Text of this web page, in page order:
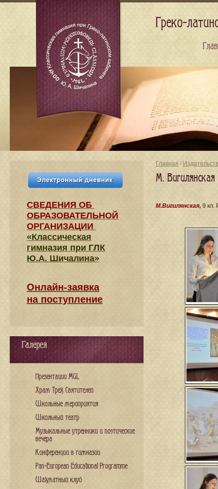
Главная /
М.
М.Вигилянская, 9 кл.
СВЕДЕНИЯ​ ОБ
ОБРАЗОВАТЕЛЬНОЙ
ОРГАНИЗАЦИИ
«Классическая
гимназия при ГЛК
Ю.А. Шичалина»
Онлайн-заявка
на поступление
Галерея
Презентации MGL
Храм Трех Святителей
Школьные мероприятия
Школьный театр
Музыкальные утренники и поэтические
вечера
Конференции в гимназии
Pan-European Educational Programme
Шахматный клуб
Греко-